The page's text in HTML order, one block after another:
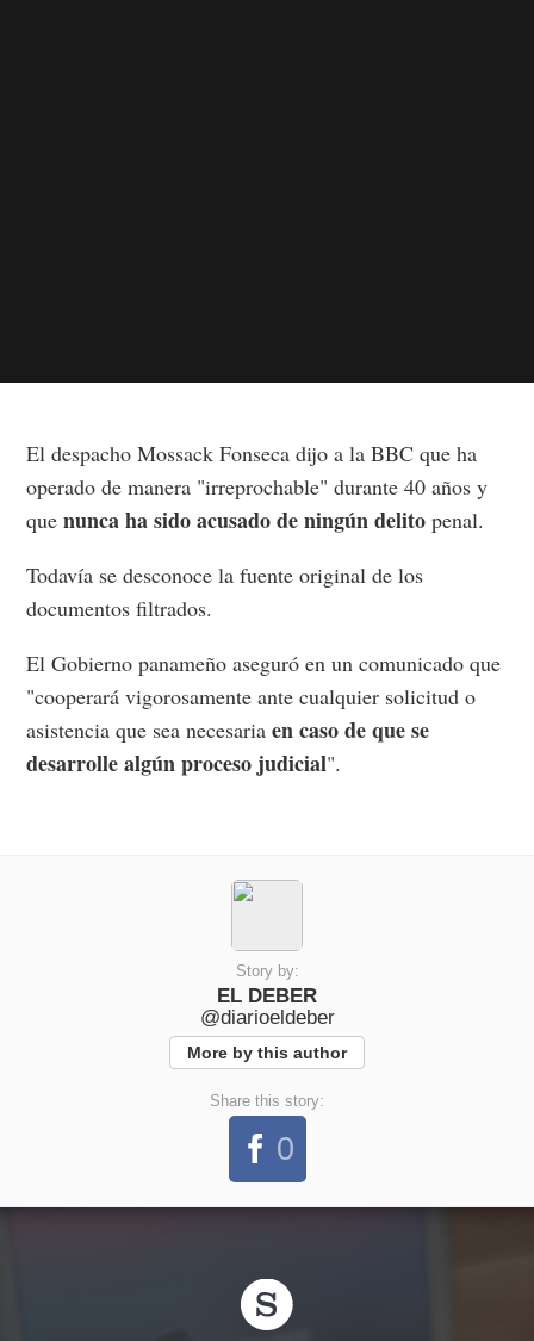
El despacho Mossack Fonseca dijo a la BBC que ha
operado de manera "irreprochable" durante 40 años y
quenunca ha sido acusado de ningún delito penal.
Todavía se desconoce la fuente original de los
documentos filtrados.
El Gobierno panameño aseguró en un comunicado que
"cooperará vigorosamente ante cualquier solicitud o
asistencia que sea necesariaen caso de que se
desarrolle algún proceso judicial".
Story by:
EL DEBER
@diarioeldeber
More by this author
Share this story:
0